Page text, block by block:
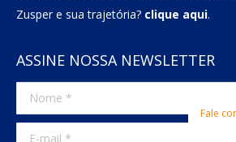
Zusper e sua trajetória? clique aqui.
ASSINE NOSSA NEWSLETTER
Nome *
E-mail *